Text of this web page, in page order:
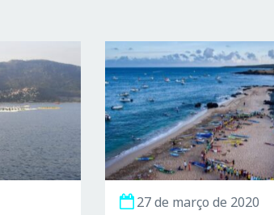
27 de março de 2020